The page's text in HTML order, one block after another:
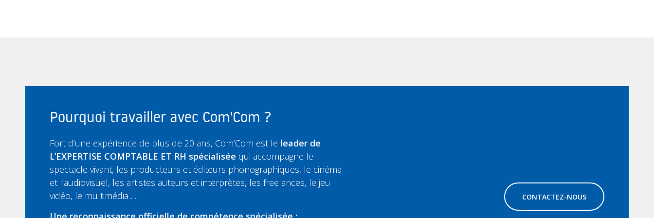
Pourquoi travailler avec Com'Com ?
Fort d’une expérience de plus de 20 ans, Com’Com est le leader de
L’EXPERTISE COMPTABLE ET RH spécialisée qui accompagne le
spectacle vivant, les producteurs et éditeurs phonographiques, le cinéma
et l’audiovisuel, les artistes auteurs et interprètes, les freelances, le jeu
vidéo, le multimédia….
CONTACTEZ-NOUS